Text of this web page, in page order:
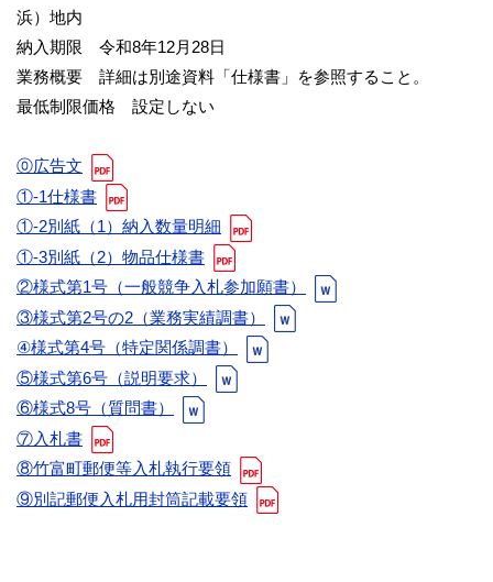
浜）地内
納入期限 令和8年12月28日
業務概要 詳細は別途資料「仕様書」を参照すること。
最低制限価格 設定しない
⓪広告文
①-1仕様書
①-2別紙（1）納入数量明細
①-3別紙（2）物品仕様書
②様式第1号（一般競争入札参加願書）
③様式第2号の2（業務実績調書）
④様式第4号（特定関係調書）
⑤様式第6号（説明要求）
⑥様式8号（質問書）
⑦入札書
⑧竹富町郵便等入札執行要領
⑨別記郵便入札用封筒記載要領